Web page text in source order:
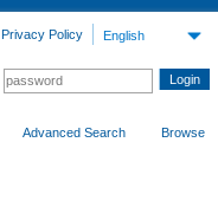
English
Privacy Policy
Advanced Search Browse